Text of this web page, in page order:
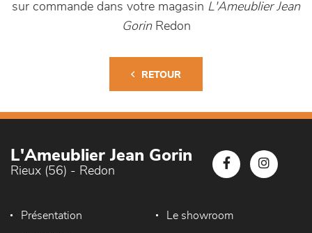
sur commande dans votre magasin L'Ameublier Jean
GorinRedon
RETOUR
L'Ameublier Jean Gorin
Rieux (56) - Redon
Présentation Le showroom